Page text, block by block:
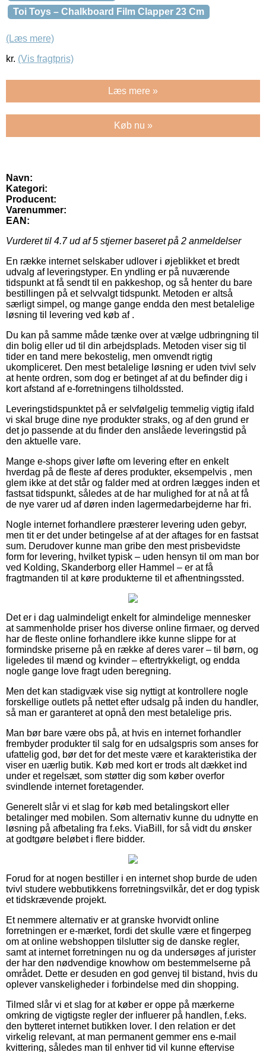
Toi Toys – Chalkboard Film Clapper 23 Cm
(Læs mere)
kr. (Vis fragtpris)
Læs mere »
Køb nu »
Navn:
Kategori:
Producent:
Varenummer:
EAN:
Vurderet til 4.7ud af 5 stjerner baseret på 2 anmeldelser
En række internet selskaber udlover i øjeblikket et bredt
udvalg af leveringstyper. En yndling er på nuværende
tidspunkt at få sendt til en pakkeshop, og så henter du bare
bestillingen på et selvvalgt tidspunkt. Metoden er altså
særligt simpel, og mange gange endda den mest betalelige
løsning til levering ved køb af .
Du kan på samme måde tænke over at vælge udbringning til
din bolig eller ud til din arbejdsplads. Metoden viser sig til
tider en tand mere bekostelig, men omvendt rigtig
ukompliceret. Den mest betalelige løsning er uden tvivl selv
at hente ordren, som dog er betinget af at du befinder dig i
kort afstand af e-forretningens tilholdssted.
Leveringstidspunktet på er selvfølgelig temmelig vigtig ifald
vi skal bruge dine nye produkter straks, og af den grund er
det jo passende at du finder den anslåede leveringstid på
den aktuelle vare.
Mange e-shops giver løfte om levering efter en enkelt
hverdag på de fleste af deres produkter, eksempelvis , men
glem ikke at det står og falder med at ordren lægges inden et
fastsat tidspunkt, således at de har mulighed for at nå at få
de nye varer ud af døren inden lagermedarbejderne har fri.
Nogle internet forhandlere præsterer levering uden gebyr,
men tit er det under betingelse af at der aftages for en fastsat
sum. Derudover kunne man gribe den mest prisbevidste
form for levering, hvilket typisk – uden hensyn til om man bor
ved Kolding, Skanderborg eller Hammel – er at få
fragtmanden til at køre produkterne til et afhentningssted.
Det er i dag ualmindeligt enkelt for almindelige mennesker
at sammenholde priser hos diverse online firmaer, og derved
har de fleste online forhandlere ikke kunne slippe for at
formindske priserne på en række af deres varer – til børn, og
ligeledes til mænd og kvinder – eftertrykkeligt, og endda
nogle gange love fragt uden beregning.
Men det kan stadigvæk vise sig nyttigt at kontrollere nogle
forskellige outlets på nettet efter udsalg på inden du handler,
så man er garanteret at opnå den mest betalelige pris.
Man bør bare være obs på, at hvis en internet forhandler
frembyder produkter til salg for en udsalgspris som anses for
ufattelig god, bør det for det meste være et karakteristika der
viser en uærlig butik. Køb med kort er trods alt dækket ind
under et regelsæt, som støtter dig som køber overfor
svindlende internet foretagender.
Generelt slår vi et slag for køb med betalingskort eller
betalinger med mobilen. Som alternativ kunne du udnytte en
løsning på afbetaling fra f.eks. ViaBill, for så vidt du ønsker
at godtgøre beløbet i flere bidder.
Forud for at nogen bestiller i en internet shop burde de uden
tvivl studere webbutikkens forretningsvilkår, det er dog typisk
et tidskrævende projekt.
Et nemmere alternativ er at granske hvorvidt online
forretningen er e-mærket, fordi det skulle være et fingerpeg
om at online webshoppen tilslutter sig de danske regler,
samt at internet forretningen nu og da undersøges af jurister
der har den nødvendige knowhow om bestemmelserne på
området. Dette er desuden en god genvej til bistand, hvis du
oplever vanskeligheder i forbindelse med din shopping.
Tilmed slår vi et slag for at køber er oppe på mærkerne
omkring de vigtigste regler der influerer på handlen, f.eks.
den bytteret internet butikken lover. I den relation er det
virkelig relevant, at man permanent gemmer ens e-mail
kvittering, således man til enhver tid vil kunne eftervise